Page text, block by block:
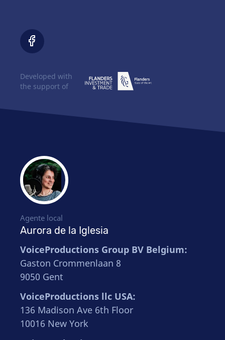
Agente local
Aurora de la Iglesia
VoiceProductions Group BV Belgium:
Gaston Crommenlaan 8
9050 Gent
VoiceProductions llc USA:
136 Madison Ave 6th Floor
10016 New York
Developed with
the support of